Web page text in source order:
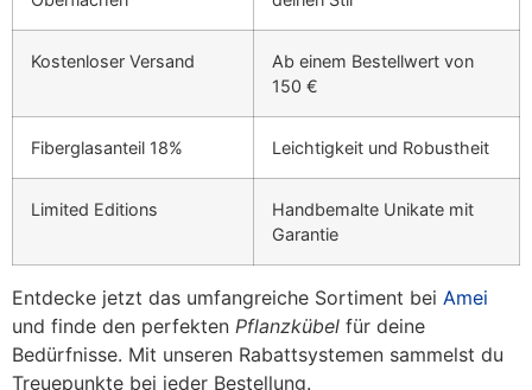
Kostenloser Versand
Ab einem Bestellwert von
150 €
Fiberglasanteil 18% Leichtigkeit und Robustheit
Limited Editions
Handbemalte Unikate mit
Garantie
Entdecke jetzt das umfangreiche Sortiment bei Amei
und finde den perfekten Pflanzkübel für deine
Bedürfnisse. Mit unseren Rabattsystemen sammelst du
Treuepunkte bei jeder Bestellung.